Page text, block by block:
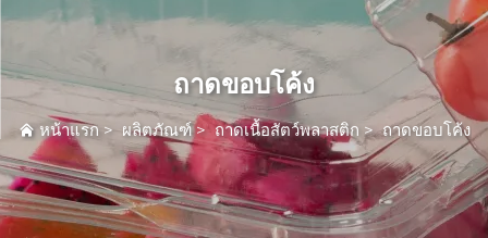
ถาดขอบโค้ง
หน้าแรก> ผลิตภัณฑ์>ถาดเนื้อสัตว์พลาสติก >ถาดขอบโค้ง